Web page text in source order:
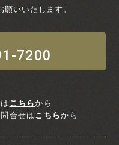
いいたします。
7200
こちらから
合せはこちらから